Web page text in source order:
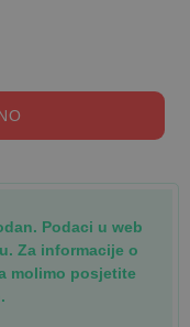
Podaci u web
Za informacije o
molimo posjetite